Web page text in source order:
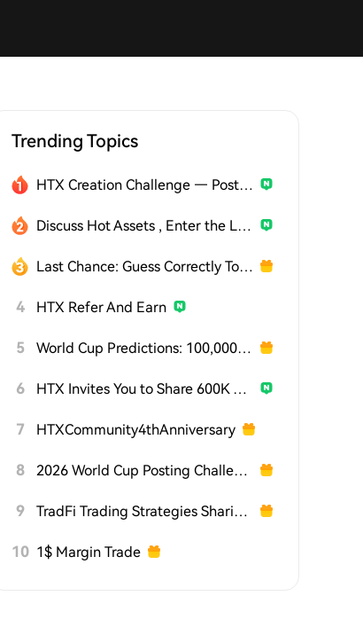
Trending Topics
HTX Creation Challenge — Post and Win 1,500U
Discuss Hot Assets , Enter the Lucky Draw
Last Chance: Guess Correctly Today and Win More
4 HTX Refer And Earn
5 World Cup Predictions: 100,000 USDT Daily
6 HTX Invites You to Share 600K USDT in Gift Packs
7 HTXCommunity4thAnniversary
8 2026 World Cup Posting Challenge on HTX Square
9 TradFi Trading Strategies Sharing Challenge
10 1$ Margin Trade